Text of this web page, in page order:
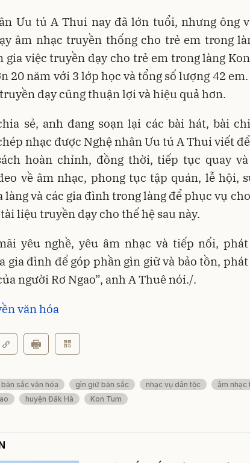
Ưu tú A Thui nay đã lớn tuổi, nhưng ông
âm nhạc truyền thống cho trẻ em trong
gia việc truyền dạy cho trẻ em trong làng
20 năm với 3 lớp học và tổng số lượng 42
dạy cũng thuận lợi và hiệu quả hơn.
sẻ, anh đang soạn lại các bài hát, bài
nhạc được Nghệ nhân Ưu tú A Thui viết
hoàn chỉnh, đồng thời, tiếp tục quay
về âm nhạc, phong tục tập quán, lễ hội,
làng và các gia đình trong làng để phục vụ
liệu truyền dạy cho thế hệ sau này.
yêu nghề, yêu âm nhạc và tiếp nối,
gia đình để góp phần gìn giữ và bảo tồn, phát
người Rơ Ngao”, anh A Thuê nói./.
văn hóa
bản sắc văn hóa gìn giữ bản sắc nhạc vụ dân tộc
âm nhạc
huyện Đăk Hà Kon Tum